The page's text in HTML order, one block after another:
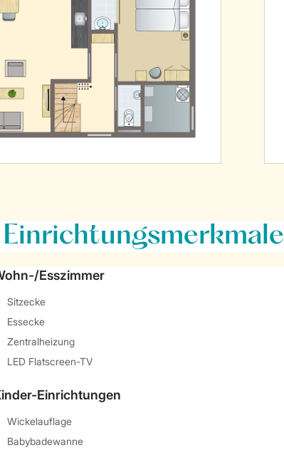
Einrichtungsmerkmale
Esszimmer
Sitzecke
Essecke
Zentralheizung
LED Flatscreen-TV
Einrichtungen
Wickelauflage
Babybadewanne